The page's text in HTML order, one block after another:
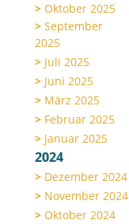
Oktober 2025
September
2025
Juli 2025
Juni 2025
März 2025
Februar 2025
Januar 2025
2024
Dezember 2024
November 2024
Oktober 2024